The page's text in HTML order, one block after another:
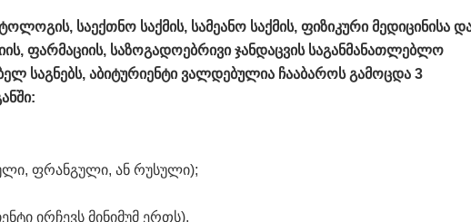
საექთნო საქმის, სამეანო საქმის, ფიზიკური მედიცინისა
ფარმაციის, საზოგადოებრივი ჯანდაცვის საგანმანათლებლო
საგნებს, აბიტურიენტი ვალდებულია ჩააბაროს გამოცდა 3
ფრანგული, ან რუსული);
ირჩევს მინიმუმ ერთს).